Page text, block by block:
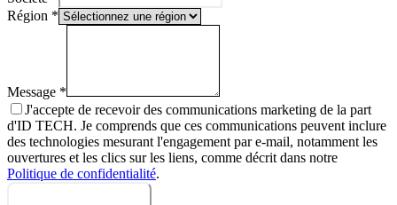
Région *
Message *
J'accepte de recevoir des communications marketing de la part
d'ID TECH. Je comprends que ces communications peuvent inclure
des technologies mesurant l'engagement par e-mail, notamment les
ouvertures et les clics sur les liens, comme décrit dans notre
Politique de confidentialité.